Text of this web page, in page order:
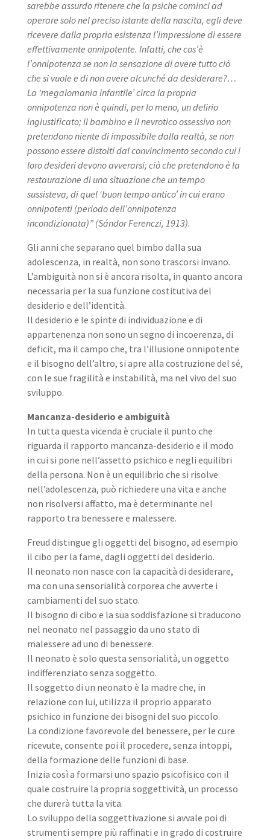
sarebbe assurdo ritenere che la psiche cominci ad
operare solo nel preciso istante della nascita, egli deve
ricevere dalla propria esistenza l’impressione di essere
effettivamente onnipotente. Infatti, che cos’è
l’onnipotenza se non la sensazione di avere tutto ciò
che si vuole e di non avere alcunché da desiderare?…
La ‘megalomania infantile’ circa la propria
onnipotenza non è quindi, per lo meno, un delirio
ingiustificato; il bambino e il nevrotico ossessivo non
pretendono niente di impossibile dalla realtà, se non
possono essere distolti dal convincimento secondo cui i
loro desideri devono avverarsi; ciò che pretendono è la
restaurazione di una situazione che un tempo
sussisteva, di quel ‘buon tempo antico’ in cui erano
onnipotenti (periodo dell’onnipotenza
incondizionata)” (Sándor Ferenczi, 1913).
Gli anni che separano quel bimbo dalla sua
adolescenza, in realtà, non sono trascorsi invano.
L’ambiguità non si è ancora risolta, in quanto ancora
necessaria per la sua funzione costitutiva del
desiderio e dell’identità.
Il desiderio e le spinte di individuazione e di
appartenenza non sono un segno di incoerenza, di
deficit, ma il campo che, tra l’illusione onnipotente
e il bisogno dell’altro, si apre alla costruzione del sé,
con le sue fragilità e instabilità, ma nel vivo del suo
sviluppo.
Mancanza-desiderio e ambiguità
In tutta questa vicenda è cruciale il punto che
riguarda il rapporto mancanza-desiderio e il modo
in cui si pone nell’assetto psichico e negli equilibri
della persona. Non è un equilibrio che si risolve
nell’adolescenza, può richiedere una vita e anche
non risolversi affatto, ma è determinante nel
rapporto tra benessere e malessere.
Freud distingue gli oggetti del bisogno, ad esempio
il cibo per la fame, dagli oggetti del desiderio.
Il neonato non nasce con la capacità di desiderare,
ma con una sensorialità corporea che avverte i
cambiamenti del suo stato.
Il bisogno di cibo e la sua soddisfazione si traducono
nel neonato nel passaggio da uno stato di
malessere ad uno di benessere.
Il neonato è solo questa sensorialità, un oggetto
indifferenziato senza soggetto.
Il soggetto di un neonato è la madre che, in
relazione con lui, utilizza il proprio apparato
psichico in funzione dei bisogni del suo piccolo.
La condizione favorevole del benessere, per le cure
ricevute, consente poi il procedere, senza intoppi,
della formazione delle funzioni di base.
Inizia così a formarsi uno spazio psicofisico con il
quale costruire la propria soggettività, un processo
che durerà tutta la vita.
Lo sviluppo della soggettivazione si avvale poi di
strumenti sempre più raffinati e in grado di costruire